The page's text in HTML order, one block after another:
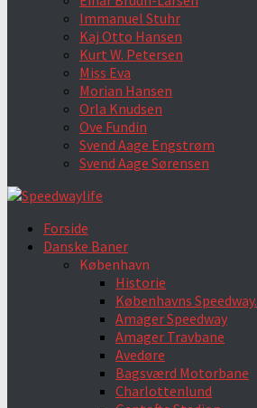
Immanuel Stuhr
Kaj Otto Hansen
Kurt W. Petersen
Miss Eva
Morian Hansen
Orla Knudsen
Ove Fundin
Svend Aage Engstrøm
Svend Aage Sørensen
Forside
Danske Baner
København
Historie
Københavns Speedway.
Amager Speedway
Amager Travbane
Avedøre
Bagsværd Motorbane
Charlottenlund